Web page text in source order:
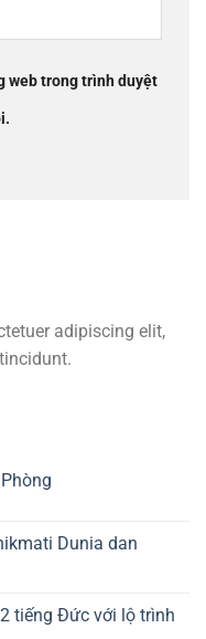
web trong trình duyệt
adipiscing elit,
Dunia dan
tiếng Đức với lộ trình